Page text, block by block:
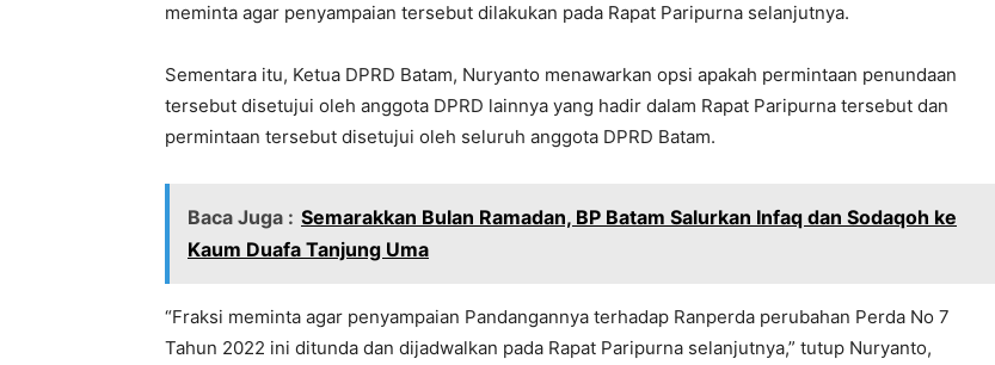
meminta agar penyampaian tersebut dilakukan pada Rapat Paripurna selanjutnya.
Sementara itu, Ketua DPRD Batam, Nuryanto menawarkan opsi apakah permintaan penundaan
tersebut disetujui oleh anggota DPRD lainnya yang hadir dalam Rapat Paripurna tersebut dan
permintaan tersebut disetujui oleh seluruh anggota DPRD Batam.
Baca Juga : Semarakkan Bulan Ramadan, BP Batam Salurkan Infaq dan Sodaqoh ke
Kaum Duafa Tanjung Uma
“Fraksi meminta agar penyampaian Pandangannya terhadap Ranperda perubahan Perda No 7
Tahun 2022 ini ditunda dan dijadwalkan pada Rapat Paripurna selanjutnya,” tutup Nuryanto,